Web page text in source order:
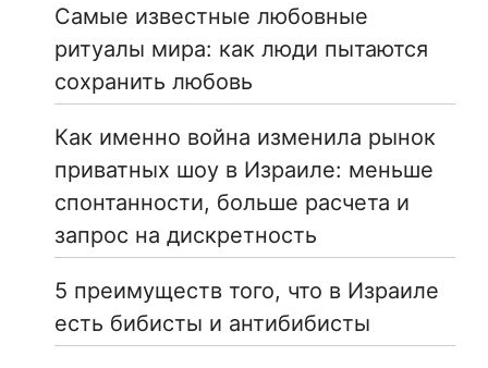
Самые известные любовные
ритуалы мира: как люди пытаются
сохранить любовь
Как именно война изменила рынок
приватных шоу в Израиле: меньше
спонтанности, больше расчета и
запрос на дискретность
5 преимуществ того, что в Израиле
есть бибисты и антибибисты